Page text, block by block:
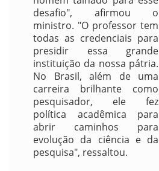
desafio", afirmou o
ministro. "O professor tem
todas as credenciais para
presidir essa grande
instituição da nossa pátria.
No Brasil, além de uma
carreira brilhante como
pesquisador, ele fez
política acadêmica para
abrir caminhos para
evolução da ciência e da
pesquisa", ressaltou.